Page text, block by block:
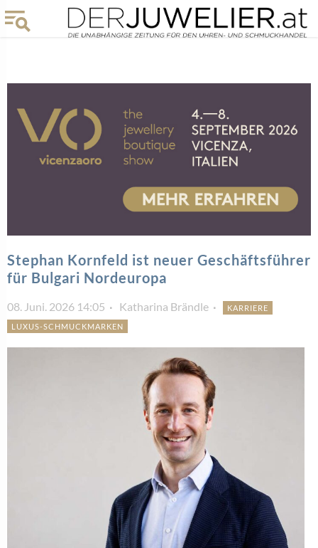
Stephan Kornfeld ist neuer Geschäftsführer
für Bulgari Nordeuropa
08. Juni. 2026 14:05 Katharina Brändle
KARRIERE
LUXUS-SCHMUCKMARKEN